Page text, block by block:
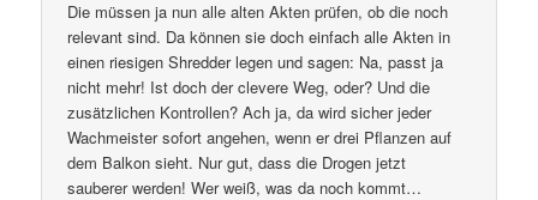
Die müssen ja nun alle alten Akten prüfen, ob die noch
relevant sind. Da können sie doch einfach alle Akten in
einen riesigen Shredder legen und sagen: Na, passt ja
nicht mehr! Ist doch der clevere Weg, oder? Und die
zusätzlichen Kontrollen? Ach ja, da wird sicher jeder
Wachmeister sofort angehen, wenn er drei Pflanzen auf
dem Balkon sieht. Nur gut, dass die Drogen jetzt
sauberer werden! Wer weiß, was da noch kommt…